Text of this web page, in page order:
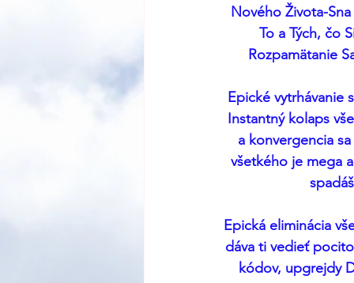
Nového Života-
To a Tých, čo
Rozpamätanie
Epické vytrhávanie
Instantný kolaps
a konvergencia
všetkého je mega
Epická eliminácia
dáva ti vedieť
kódov, upgrejdy